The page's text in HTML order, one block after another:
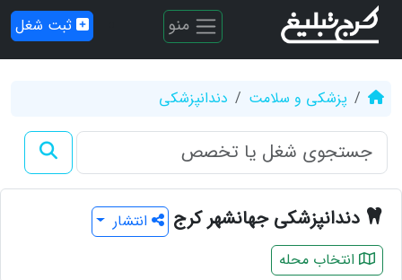
منو ثبت شغل
پزشکی و سلامت دندانپزشکی
دندانپزشکی جهانشهر کرج
انتشار
انتخاب محله